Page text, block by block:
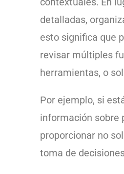
detalladas,
esto significa que
revisar múltiples
herramientas, o
Por ejemplo, si
información sobre
proporcionar no
toma de